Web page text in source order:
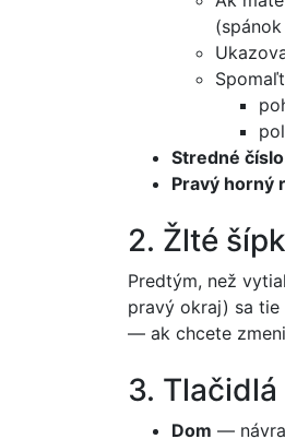
Stredné číslo
Pravý horný
2. Žlté
Predtým, než
pravý okraj) sa tie
— ak chcete
3.
Dom —